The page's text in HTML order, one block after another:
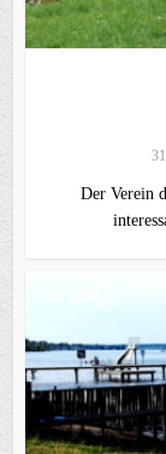
Der Verein